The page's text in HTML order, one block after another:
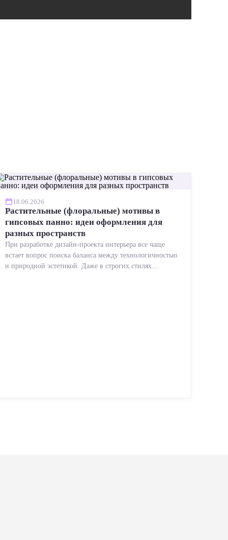
18.06.2026
Растительные (флоральные) мотивы в
гипсовых панно: идеи оформления для
разных пространств
При разработке дизайн-проекта интерьера все чаще
встает вопрос поиска баланса между технологичностью
и природной эстетикой. Даже в строгих стилях